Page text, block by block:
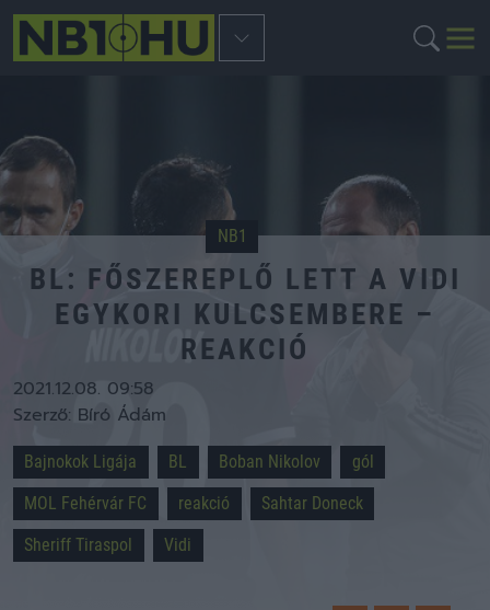
NB1
BL: FŐSZEREPLŐ LETT A VIDI
EGYKORI KULCSEMBERE –
REAKCIÓ
2021.12.08. 09:58
Szerző: Bíró Ádám
Bajnokok Ligája BL Boban Nikolov
gól
MOL Fehérvár FC
reakció
Sahtar Doneck
Sheriff Tiraspol
Vidi